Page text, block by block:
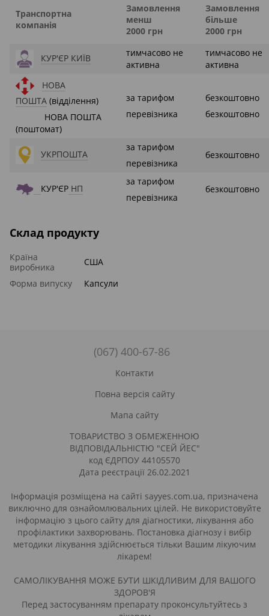
Транспортна
компанія
Замовлення
менш
2000 грн
Замовлення
більше
2000 грн
КУР'ЄР КИЇВ
тимчасово не
активна
тимчасово не
активна
НОВА
ПОШТА (відділення)
НОВА ПОШТА
(поштомат)
за тарифом
перевізника
безкоштовно
безкоштовно
УКРПОШТА
за тарифом
перевізника
безкоштовно
КУР'ЄР НП
за тарифом
перевізника
безкоштовно
Склад продукту
Країна
виробника
США
Форма випуску
Капсули
(067) 400-67-86
Контакти
Повна версія сайту
Мапа сайту
ТОВАРИСТВО З ОБМЕЖЕННОЮ
ВІДПОВІДАЛЬНІСТЮ "СЕЙ ЙЕС"
код ЄДРПОУ 44105570
Дата реєстрації 26.02.2021
Інформація розміщена на сайті sayyes.com.ua, призначена
виключно для ознайомлювальних цілей. Не використовуйте
інформацію з цього сайту для діагностики, лікування або
профілактики захворювань. Постановка діагнозу і вибір
методики лікування здійснюється тільки Вашим лікуючим
лікарем!
САМОЛІКУВАННЯ МОЖЕ БУТИ ШКІДЛИВИМ ДЛЯ ВАШОГО
ЗДОРОВ'Я
Перед застосуванням препарату проконсультуйтесь з